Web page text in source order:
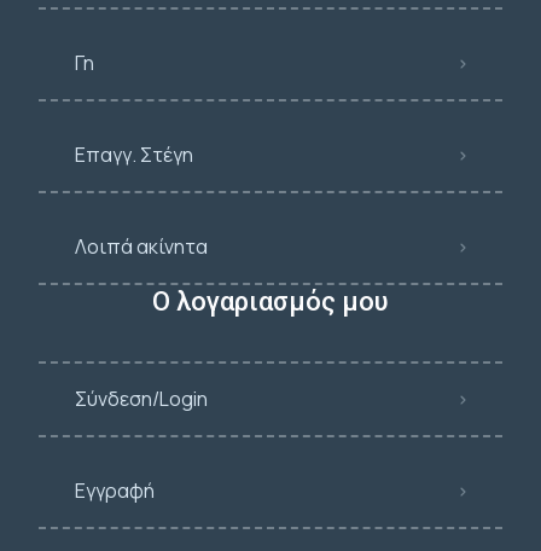
Γη
Επαγγ. Στέγη
Λοιπά ακίνητα
Ο λογαριασμός μου
Σύνδεση/Login
Εγγραφή